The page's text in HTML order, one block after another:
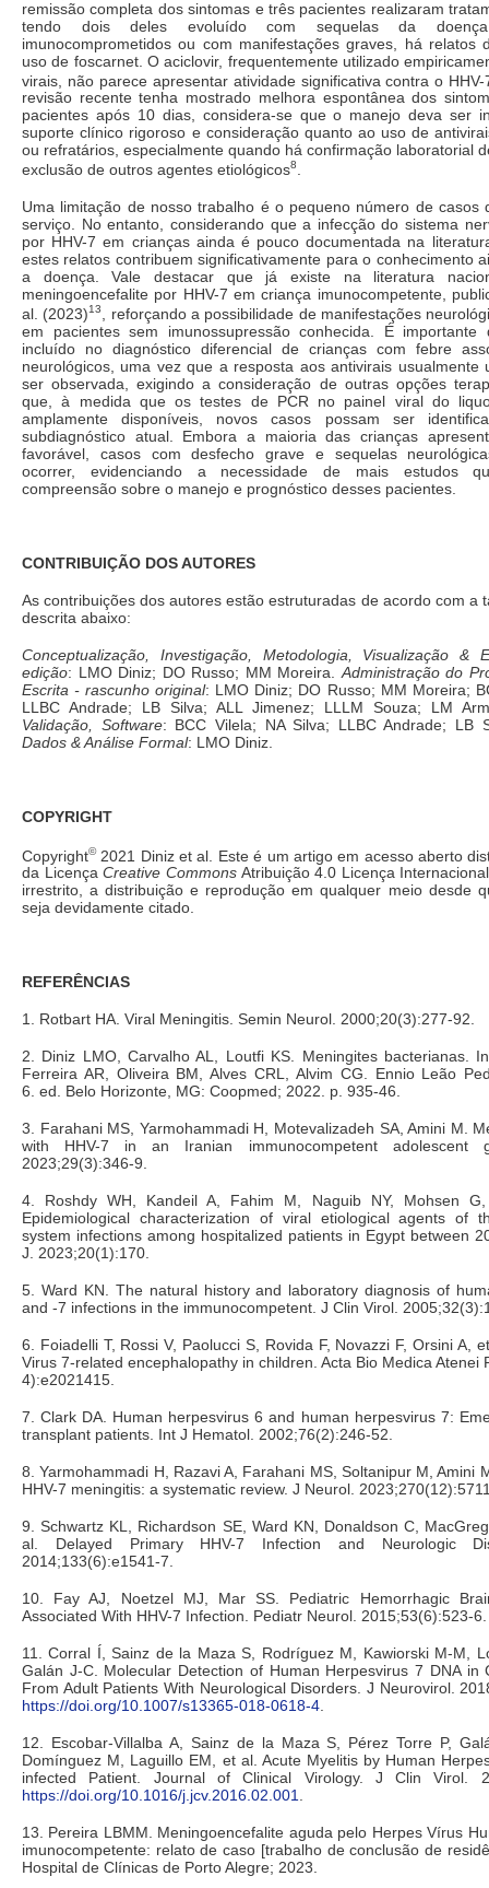
remissão completa dos sintomas e três pacientes realizaram
tendo dois deles evoluído com sequelas da
imunocomprometidos ou com manifestações graves, há relatos
uso de foscarnet. O aciclovir, frequentemente utilizado
virais, não parece apresentar atividade significativa contra o HHV-
revisão recente tenha mostrado melhora espontânea dos
pacientes após 10 dias, considera-se que o manejo deva ser
suporte clínico rigoroso e consideração quanto ao uso de
ou refratários, especialmente quando há confirmação laboratorial
exclusão de outros agentes etiológicos8
Uma limitação de nosso trabalho é o pequeno número de casos
serviço. No entanto, considerando que a infecção do sistema
por HHV-7 em crianças ainda é pouco documentada na
estes relatos contribuem significativamente para o conhecimento
a doença. Vale destacar que já existe na literatura
meningoencefalite por HHV-7 em criança imunocompetente,
al. (2023)13
, reforçando a possibilidade de manifestações
em pacientes sem imunossupressão conhecida. É
incluído no diagnóstico diferencial de crianças com febre
neurológicos, uma vez que a resposta aos antivirais usualmente
ser observada, exigindo a consideração de outras opções
que, à medida que os testes de PCR no painel viral do
amplamente disponíveis, novos casos possam ser
subdiagnóstico atual. Embora a maioria das crianças
favorável, casos com desfecho grave e sequelas
ocorrer, evidenciando a necessidade de mais estudos
compreensão sobre o manejo e prognóstico desses pacientes.
CONTRIBUIÇÃO DOS AUTORES
As contribuições dos autores estão estruturadas de acordo com a
descrita abaixo:
Conceptualização, Investigação, Metodologia, Visualização &
edição: LMO Diniz; DO Russo; MM Moreira. Administração do
Escrita - rascunho original: LMO Diniz; DO Russo; MM Moreira;
LLBC Andrade; LB Silva; ALL Jimenez; LLLM Souza; LM
Validação, Software: BCC Vilela; NA Silva; LLBC Andrade; LB
Dados & Análise Formal: LMO Diniz.
COPYRIGHT
Copyright©2021 Diniz et al. Este é um artigo em acesso aberto
da LicençaCreative CommonsAtribuição 4.0 Licença
irrestrito, a distribuição e reprodução em qualquer meio desde
seja devidamente citado.
REFERÊNCIAS
1. Rotbart HA. Viral Meningitis. Semin Neurol. 2000;20(3):277-92.
2. Diniz LMO, Carvalho AL, Loutfi KS. Meningites bacterianas.
Ferreira AR, Oliveira BM, Alves CRL, Alvim CG. Ennio Leão
6. ed. Belo Horizonte, MG: Coopmed; 2022. p. 935-46.
3. Farahani MS, Yarmohammadi H, Motevalizadeh SA, Amini M.
with HHV-7 in an Iranian immunocompetent adolescent
2023;29(3):346-9.
4. Roshdy WH, Kandeil A, Fahim M, Naguib NY, Mohsen
Epidemiological characterization of viral etiological agents of
system infections among hospitalized patients in Egypt between
J. 2023;20(1):170.
5. Ward KN. The natural history and laboratory diagnosis of
and -7 infections in the immunocompetent. J Clin Virol.
6. Foiadelli T, Rossi V, Paolucci S, Rovida F, Novazzi F, Orsini A,
Virus 7-related encephalopathy in children. Acta Bio Medica Atenei
4):e2021415.
7. Clark DA. Human herpesvirus 6 and human herpesvirus 7:
transplant patients. Int J Hematol. 2002;76(2):246-52.
8. Yarmohammadi H, Razavi A, Farahani MS, Soltanipur M, Amini
HHV-7 meningitis: a systematic review. J Neurol.
9. Schwartz KL, Richardson SE, Ward KN, Donaldson C,
al. Delayed Primary HHV-7 Infection and Neurologic
2014;133(6):e1541-7.
10. Fay AJ, Noetzel MJ, Mar SS. Pediatric Hemorrhagic
Associated With HHV-7 Infection. Pediatr Neurol. 2015;53(6):523-
11. Corral Í, Sainz de la Maza S, Rodríguez M, Kawiorski M-M,
Galán J-C. Molecular Detection of Human Herpesvirus 7 DNA in
From Adult Patients With Neurological Disorders. J Neurovirol.
https://doi.org/10.1007/s13365-018-0618-4.
12. Escobar-Villalba A, Sainz de la Maza S, Pérez Torre P,
Domínguez M, Laguillo EM, et al. Acute Myelitis by Human
infected Patient. Journal of Clinical Virology. J Clin Virol.
https://doi.org/10.1016/j.jcv.2016.02.001.
13. Pereira LBMM. Meningoencefalite aguda pelo Herpes Vírus
imunocompetente: relato de caso [trabalho de conclusão de
Hospital de Clínicas de Porto Alegre; 2023.